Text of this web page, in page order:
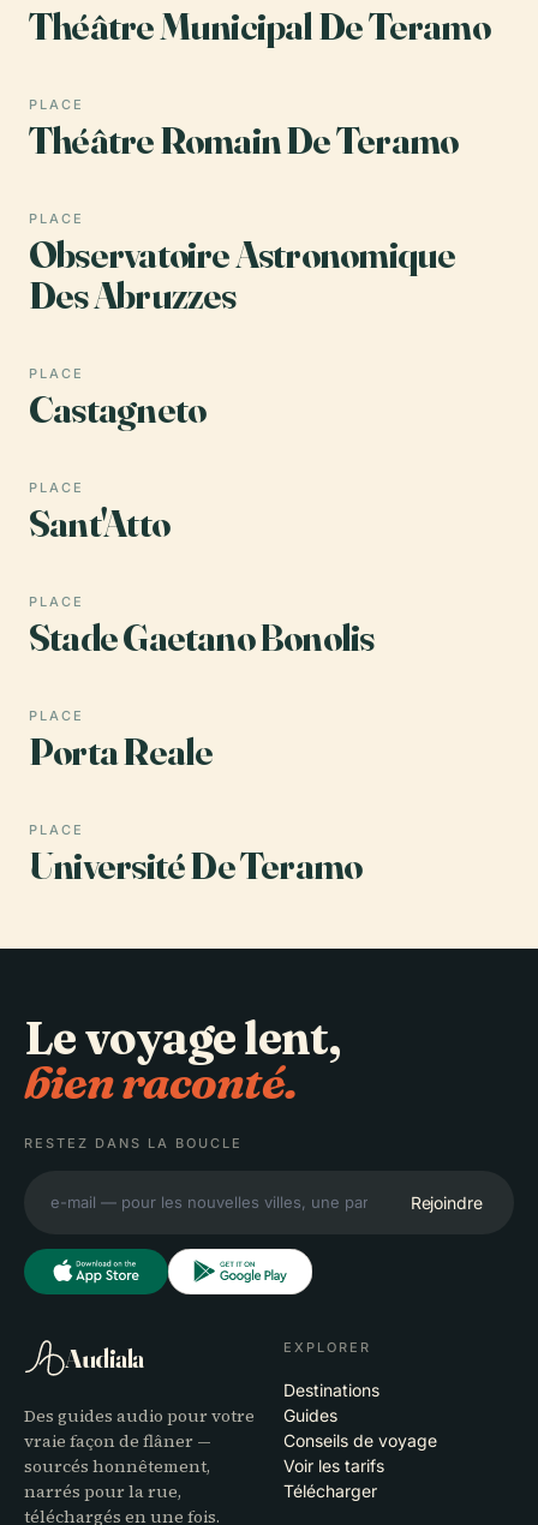
Théâtre Municipal De Teramo
PLACE
Théâtre Romain De Teramo
PLACE
Observatoire Astronomique
Des Abruzzes
PLACE
Castagneto
PLACE
Sant'Atto
PLACE
Stade Gaetano Bonolis
PLACE
Porta Reale
PLACE
Université De Teramo
Le voyage lent,
bien raconté.
RESTEZ DANS LA BOUCLE
Rejoindre
Audiala
Des guides audio pour votre
vraie façon de flâner —
sourcés honnêtement,
narrés pour la rue,
téléchargés en une fois.
EXPLORER
Destinations
Guides
Conseils de voyage
Voir les tarifs
Télécharger